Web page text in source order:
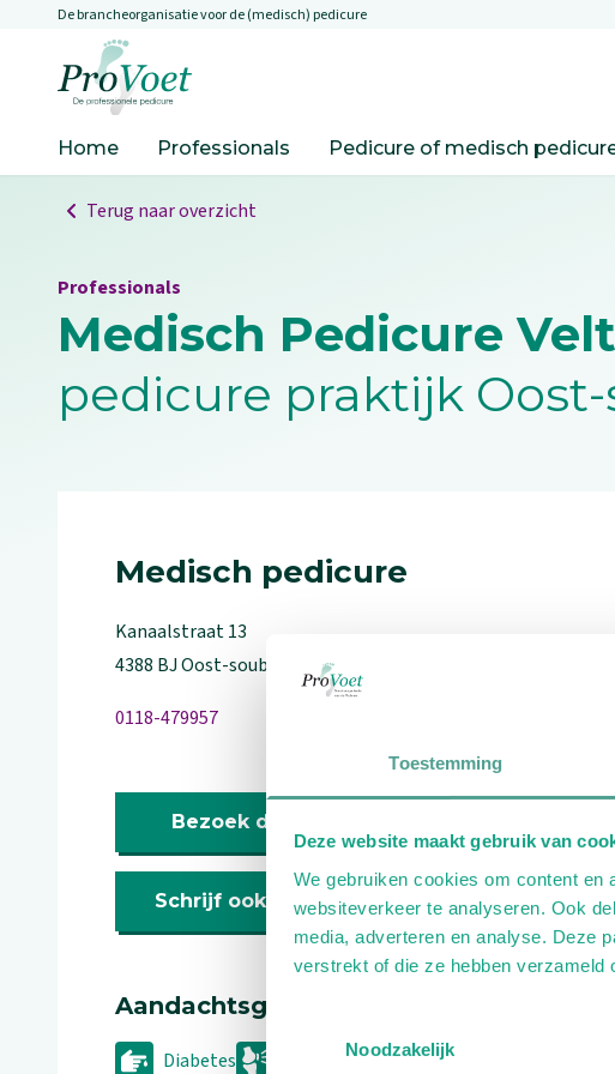
Toestemming
Deze website maakt gebruik van
We gebruiken cookies om content en
websiteverkeer te analyseren. Ook
media, adverteren en analyse. Deze
verstrekt of die ze hebben
Toestemmingsselectie
Noodzakelijk
Overslaan en naar de inhoud gaan
De brancheorganisatie voor de (medisch) pedicure
Home Professionals Pedicure of medisch
Terug naar overzicht
Professionals
Medisch Pedicure
pedicure praktijk
Medisch pedicure
Kanaalstraat13
4388 BJOost-souburg
0118-479957
Bezoek de website
Schrijf ook een review
Aandachtsgebieden
Diabetes Geriatrie